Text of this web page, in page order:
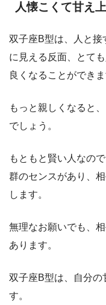
人懐こくて甘え
双子座B型は、人と
に見える反面、とて
良くなることができま
もっと親しくなると
でしょう。
もともと賢い人なの
群のセンスがあり、
します。
無理なお願いでも、
あります。
双子座B型は、自分の
す。